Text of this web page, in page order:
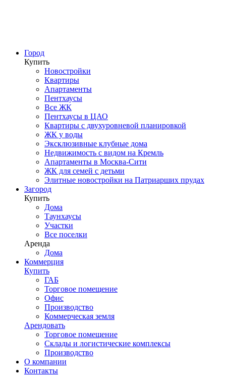
Город
Купить
Новостройки
Квартиры
Апартаменты
Пентхаусы
Все ЖК
Пентхаусы в ЦАО
Квартиры с двухуровневой планировкой
ЖК у воды
Эксклюзивные клубные дома
Недвижимость с видом на Кремль
Апартаменты в Москва-Сити
ЖК для семей с детьми
Элитные новостройки на Патриарших прудах
Загород
Купить
Дома
Таунхаусы
Участки
Все поселки
Аренда
Дома
Коммерция
Купить
ГАБ
Торговое помещение
Офис
Производство
Коммерческая земля
Арендовать
Торговое помещение
Склады и логистические комплексы
Производство
О компании
Контакты